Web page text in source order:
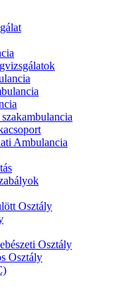
Ambulancia
Osztály
Osztály
Osztály